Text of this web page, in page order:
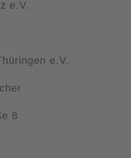
e.V.
e.V.
8